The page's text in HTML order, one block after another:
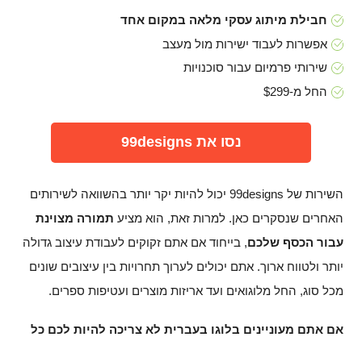
חבילת מיתוג עסקי מלאה במקום אחד
אפשרות לעבוד ישירות מול מעצב
שירותי פרמיום עבור סוכנויות
החל מ-$299
נסו את 99designs
השירות של 99designs יכול להיות יקר יותר בהשוואה לשירותים
האחרים שנסקרים כאן. למרות זאת, הוא מציע תמורה מצוינת
עבור הכסף שלכם, בייחוד אם אתם זקוקים לעבודת עיצוב גדולה
יותר ולטווח ארוך. אתם יכולים לערוך תחרויות בין עיצובים שונים
מכל סוג, החל מלוגואים ועד אריזות מוצרים ועטיפות ספרים.
אם אתם מעוניינים בלוגו בעברית לא צריכה להיות לכם כל